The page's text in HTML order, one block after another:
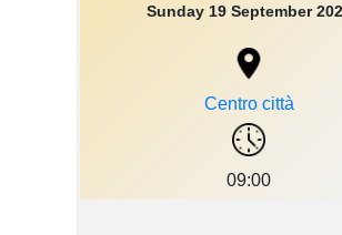
Sunday 19 September
Centro città
09:00